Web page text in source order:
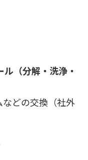
ル（分解・洗浄・
などの交換（社外